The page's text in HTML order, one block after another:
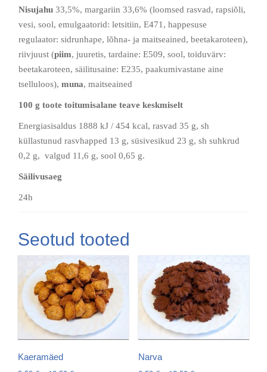
Nisujahu 33,5%, margariin 33,6% (loomsed rasvad, rapsiõli,
vesi, sool, emulgaatorid: letsitiin, E471, happesuse
regulaator: sidrunhape, lõhna- ja maitseained, beetakaroteen),
riivjuust (piim, juuretis, tardaine: E509, sool, toiduvärv:
beetakaroteen, säilitusaine: E235, paakumivastane aine
tselluloos), muna, maitseained
100 g toote toitumisalane teave keskmiselt
Energiasisaldus 1888 kJ / 454 kcal, rasvad 35 g, sh
küllastunud rasvhapped 13 g, süsivesikud 23 g, sh suhkrud
0,2 g, valgud 11,6 g, sool 0,65 g.
Säilivusaeg
24h
Seotud tooted
Kaeramäed Narva